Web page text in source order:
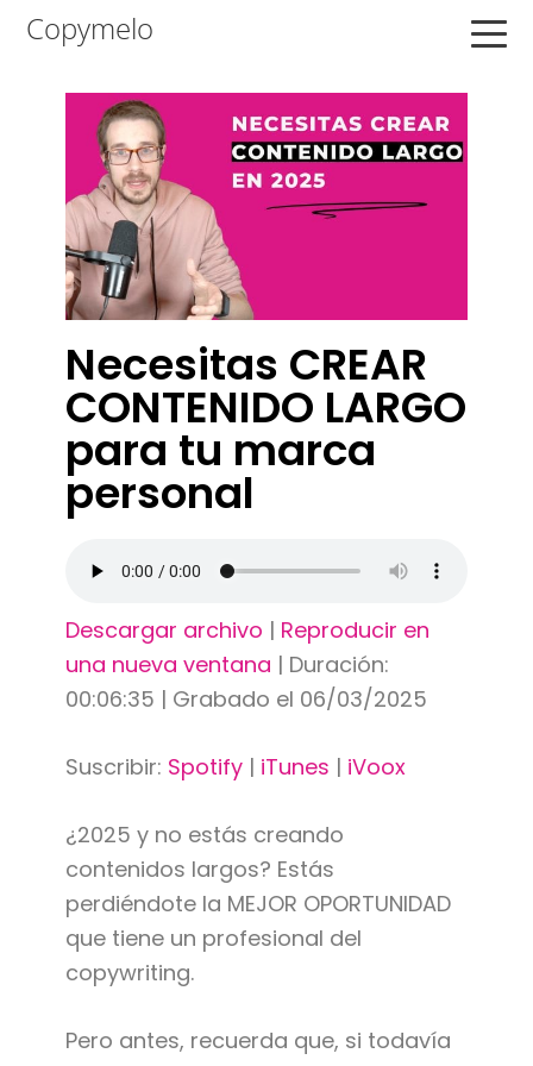
Saltar
navegación
Saltar
contenido
Saltar
principal
Copymelo
Necesitas CREAR
CONTENIDO LARGO
para tu marca
personal
Descargar archivo | Reproducir en
una nueva ventana | Duración:
00:06:35 | Grabado el 06/03/2025
Suscribir: Spotify| iTunes | iVoox
¿2025 y no estás creando
contenidos largos? Estás
perdiéndote la MEJOR OPORTUNIDAD
que tiene un profesional del
copywriting.
Pero antes, recuerda que, si todavía